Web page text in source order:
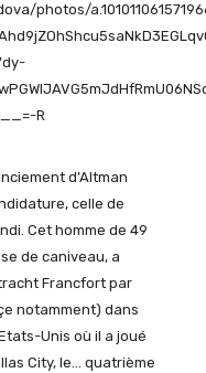
photos/
R
d’Altman
celle de
Cet homme de 49
de caniveau, a
Francfort par
notamment) dans
Unis où il a joué
City, le… quatrième